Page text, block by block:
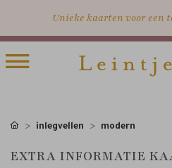
Unieke kaarten voor een
inlegvellen modern
EXTRA INFORMATIE